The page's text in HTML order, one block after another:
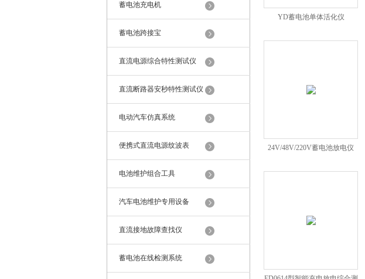
蓄电池充电机
蓄电池跨接宝
直流电源综合特性测试仪
直流断路器安秒特性测试仪
电动汽车仿真系统
便携式直流电源纹波表
电池维护组合工具
汽车电池维护专用设备
直流接地故障查找仪
蓄电池在线检测系统
YD蓄电池单体活化仪
24V/48V/220V蓄电池放电仪